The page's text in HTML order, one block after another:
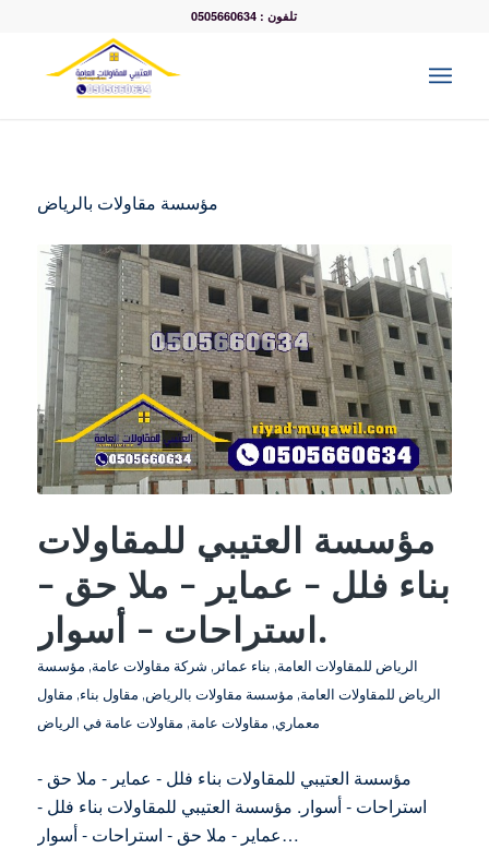
تلفون : 0505660634
مؤسسة مقاولات بالرياض
مؤسسة العتيبي للمقاولات
بناء فلل – عماير – ملا حق –
استراحات – أسوار.
الرياض للمقاولات العامة, بناء عمائر , شركة مقاولات عامة, مؤسسة
الرياض للمقاولات العامة, مؤسسة مقاولات بالرياض, مقاول بناء, مقاول
معماري, مقاولات عامة, مقاولات عامة في الرياض
مؤسسة العتيبي للمقاولات بناء فلل - عماير - ملا حق -
استراحات - أسوار. مؤسسة العتيبي للمقاولات بناء فلل -
عماير - ملا حق - استراحات - أسوار…